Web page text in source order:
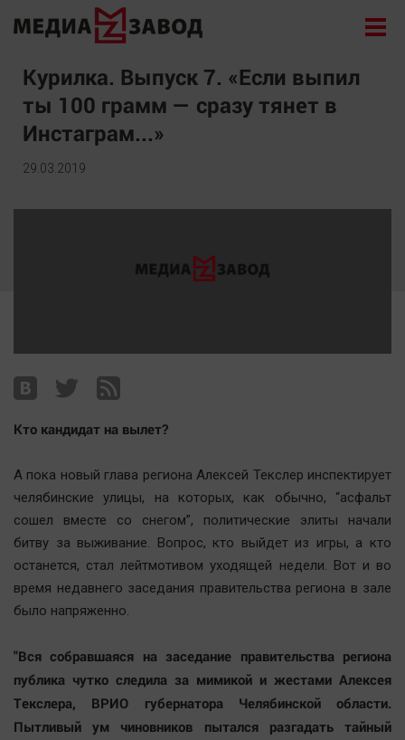
Новости
Экономика
Происшествия
Общество
Архив
Политика
Экономика
Происшествия
Культура
Курилка
Спорт
Технологии
Курилка. Выпуск 7. «Если выпил
ты 100 грамм — сразу тянет в
Инстаграм...»
29.03.2019
Кто кандидат на вылет?
А пока новый глава региона Алексей Текслер инспектирует
челябинские улицы, на которых, как обычно, “асфальт
сошел вместе со снегом”, политические элиты начали
битву за выживание. Вопрос, кто выйдет из игры, а кто
останется, стал лейтмотивом уходящей недели. Вот и во
время недавнего заседания правительства региона в зале
было напряженно.
"Вся собравшаяся на заседание правительства региона
публика чутко следила за мимикой и жестами Алексея
Текслера, ВРИО губернатора Челябинской области.
Пытливый ум чиновников пытался разгадать тайный